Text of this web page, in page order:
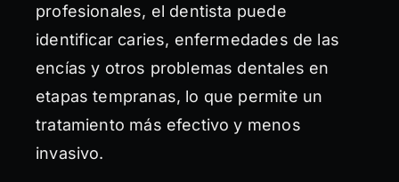
profesionales, el dentista puede
identificar caries, enfermedades de las
encías y otros problemas dentales en
etapas tempranas, lo que permite un
tratamiento más efectivo y menos
invasivo.